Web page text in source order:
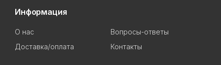
Информация
О нас
Вопросы-ответы
Доставка/оплата
Контакты